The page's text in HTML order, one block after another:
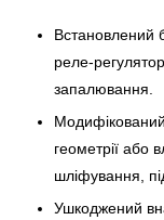
Встановлений
реле-
запалювання.
Модифікований
геометрії або
шліфування,
Ушкоджений